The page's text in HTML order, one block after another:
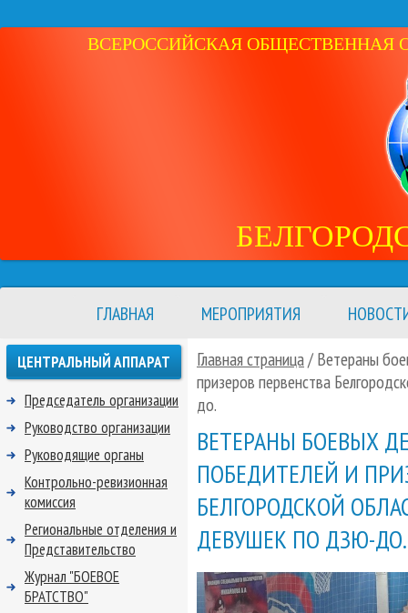
ВСЕРОССИЙСКАЯ ОБЩЕСТВЕННАЯ
ГЛАВНАЯ МЕРОПРИЯТИЯ
Главная страница/ Ветераны
призеров первенства
до.
ВЕТЕРАНЫ БОЕВЫХ
ПОБЕДИТЕЛЕЙ И
БЕЛГОРОДСКОЙ
ДЕВУШЕК ПО ДЗЮ-ДО.
ЦЕНТРАЛЬНЫЙ АППАРАТ
Председатель организации
Руководство организации
Руководящие органы
Контрольно-ревизионная
комиссия
Региональные отделения и
Представительство
Журнал "БОЕВОЕ
БРАТСТВО"